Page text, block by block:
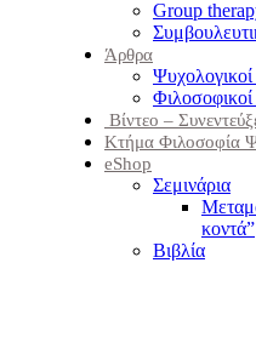
Group
Άρθρα
Βίντεο –
Κτήμα Φιλοσοφία
eShop
Σεμινάρια
κοντά”
Βιβλία